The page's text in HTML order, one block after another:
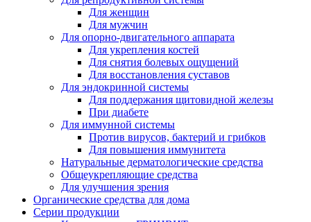
Для женщин
Для мужчин
Для опорно-двигательного аппарата
Для укрепления костей
Для снятия болевых ощущений
Для восстановления суставов
Для эндокринной системы
Для поддержания щитовидной железы
При диабете
Для иммунной системы
Против вирусов, бактерий и грибков
Для повышения иммунитета
Натуральные дерматологические средства
Общеукрепляющие средства
Для улучшения зрения
Органические средства для дома
Серии продукции